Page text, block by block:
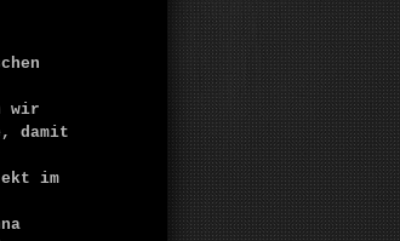
wir
damit
im